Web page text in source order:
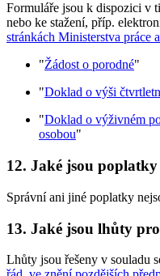
Formuláře jsou k dispozici v
nebo ke stažení, příp.
stránkách Ministerstva práce
"Žádost o porodné"
"Doklad o výši
"Doklad o výživném
osobou"
12. Jaké jsou
Správní ani jiné poplatky
13. Jaké jsou lhůty
Lhůty jsou řešeny v souladu